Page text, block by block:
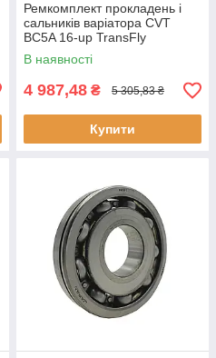
Ремкомплект прокладень і
сальників варіатора CVT
BC5A 16-up TransFly
В наявності
4 987,48 ₴ 5 305,83 ₴
Купити